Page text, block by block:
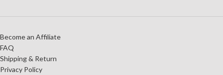
Become an Affiliate
FAQ
Shipping & Return
Privacy Policy